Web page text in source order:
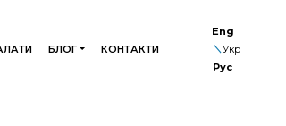
БЛОГ КОНТАКТИ
Eng
Укр
Рус